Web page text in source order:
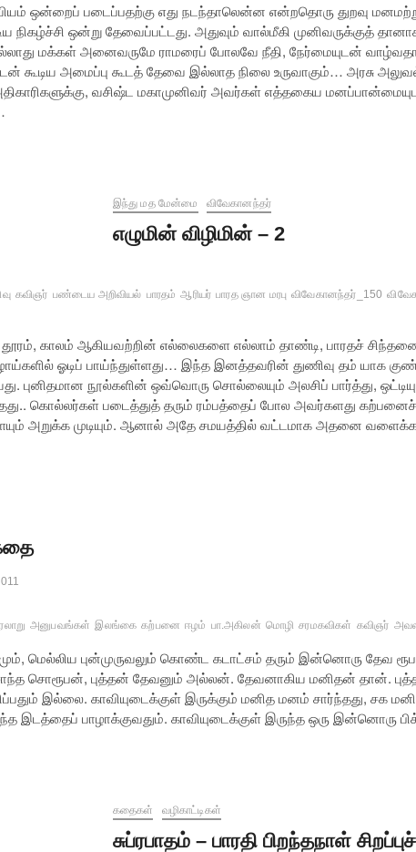
ஒன்றைப் படைப்பதற்கு எது நடந்தாலென்ன என்றதொரு துறவு மனமற்று,
நிகழ்ச்சி ஒன்று தேவைப்பட்டது. அதுவும் வால்மீகி முனிவருக்குத்
மக்கள் அனைவருமே ராமரைப் போலவே நீதி, நேர்மையுடன்
கூடிய அமைப்பு கூடத் தேவை இல்லாத நிலை உருவாகும்… அரசு
வசிஷ்ட மகாமுனிவர் அவர்கள் எத்தகைய
இந்து மத மேன்மை விவேகானந்தர்
எழுமின் விழிமின் – 2
கவிஞர் பண்டைய அறிவியல் பாரதம் ஆரியர் பாரத ஞான மரபு விவேகானந்தர்_150
காலம் ஆகியவற்றின் எல்லைகளை எல்லாம் தாண்டி, பாரதச்
ஓடிப் பாய்ந்துள்ளது… இந்த இனத்தவரின் துணிவு தம் யாக
புனிதமான நூல்களின் ஒவ்வொரு சொல்லையும் அலசிப் பார்த்து,
கொல்லர்கள் படைத்துத் தரும் ரம்பத்தைப் போல அவர்களது கற்பனைச்
அறுக்க முடியும். ஆனால் அதே சமயத்தில் வட்டமாக அதனை
அனுபவங்கள் இலங்கை கற்பனை ஈழம் பா.அகிலன் மொழி சரமகவிகள் கவிஞர்
மெல்லிய புன்முருவலும் கொண்ட கடாட்சம் தரும் இன்னொரு தேவ
சொரூபன், புத்தன் தேவனும் அல்லன். தேவனாகிய மனிதன் தான். புத்த
இல்லை. காவியுடைக்குள் இருக்கும் மனித மனம் சார்ந்தது, சக
இடத்தைப் பாழாக்குவதும். காவியுடைக்குள் இருந்த ஒரு இன்னொரு
கதைகள்
வழிகாட்டிகள்
சுப்ரபாதம் – பாரதி பிறந்தநாள்